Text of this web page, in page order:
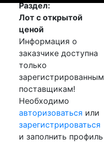
Раздел:
Лот с открытой
ценой
Информация о
заказчике доступна
только
зарегистрированным
поставщикам!
Необходимо
авторизоваться или
зарегистрироваться
и заполнить профиль